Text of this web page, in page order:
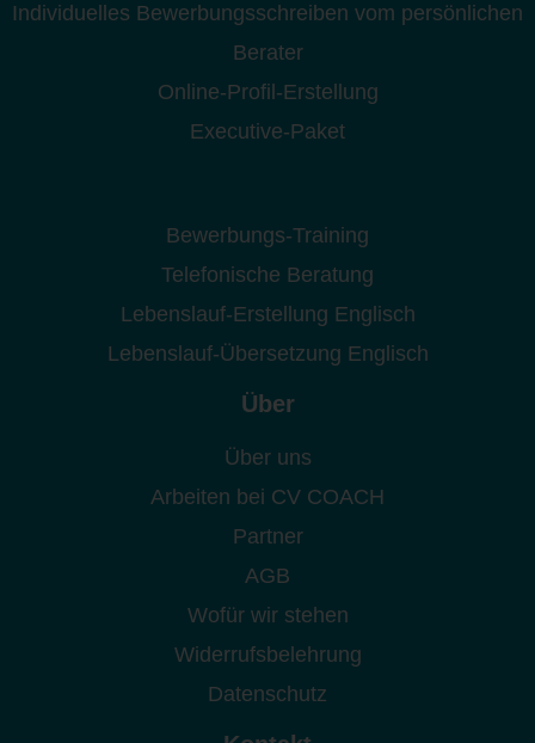
Individuelles Bewerbungsschreiben vom persönlichen
Berater
Online-Profil-Erstellung
Executive-Paket
Bewerbungs-Training
Telefonische Beratung
Lebenslauf-Erstellung Englisch
Lebenslauf-Übersetzung Englisch
Über
Über uns
Arbeiten bei CV COACH
Partner
AGB
Wofür wir stehen
Widerrufsbelehrung
Datenschutz